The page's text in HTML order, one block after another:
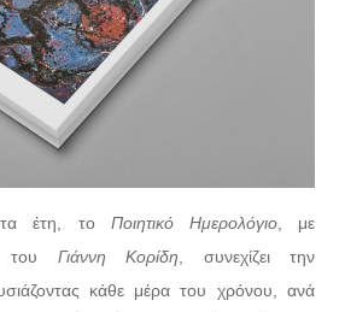
έτη, το Ποιητικό Ημερολόγιο, με
του Γιάννη Κορίδη , συνεχίζει την
κάθε μέρα του χρόνου, ανά